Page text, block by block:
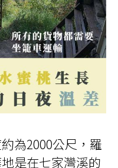
為2000公尺，羅
是在七家灣溪的